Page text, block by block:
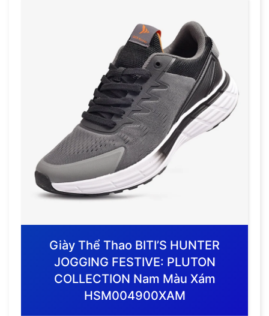
Giày Thể Thao BITI’S HUNTER
JOGGING FESTIVE: PLUTON
COLLECTION Nam Màu Xám
HSM004900XAM